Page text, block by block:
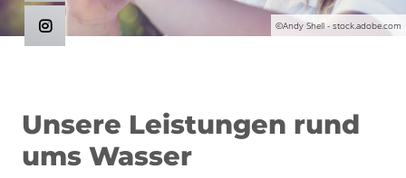
©Andy Shell - stock.adobe.com
Unsere Leistungen rund
ums Wasser